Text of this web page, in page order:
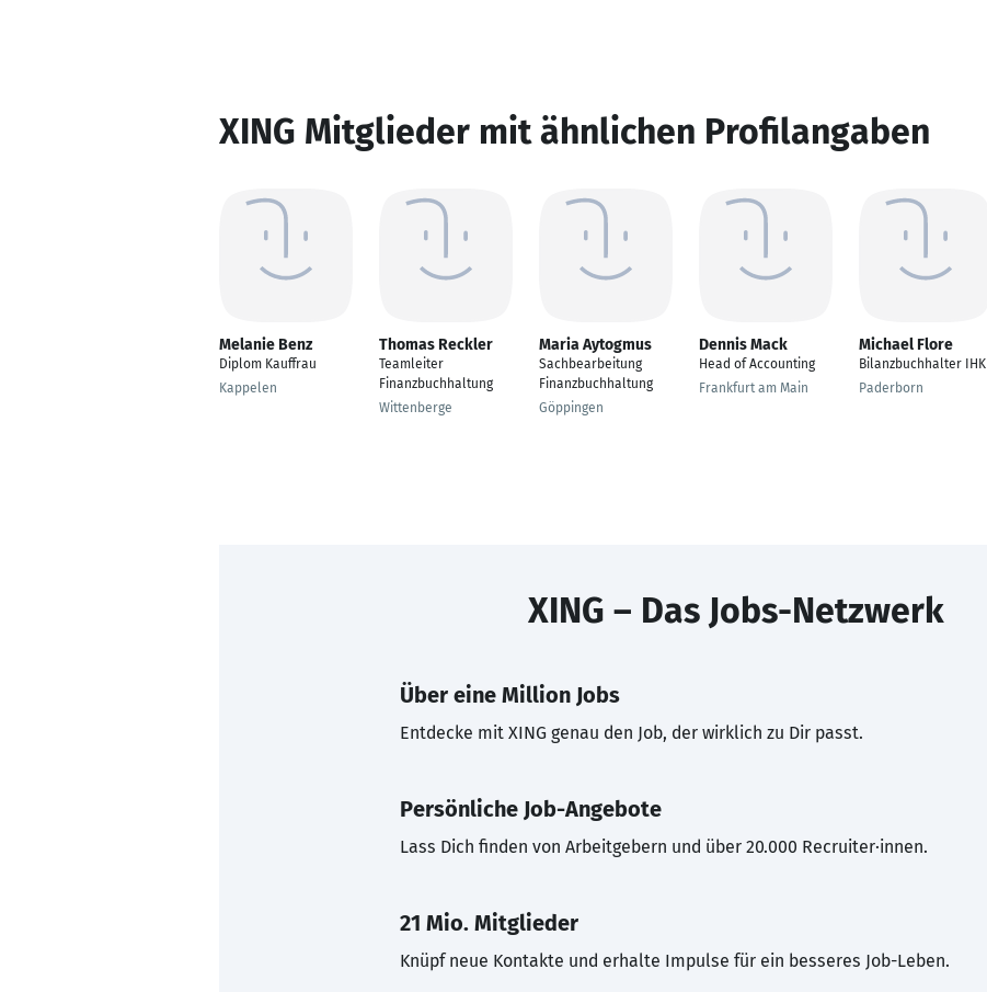
XING Mitglieder mit ähnlichen Profilangaben
Melanie Benz
Diplom Kauffrau
Kappelen
Thomas Reckler
Teamleiter
Finanzbuchhaltung
Wittenberge
Maria Aytogmus
Sachbearbeitung
Finanzbuchhaltung
Göppingen
Dennis Mack
Head of Accounting
Frankfurt am Main
Michael Flore
Bilanzbuchhalter IHK
Paderborn
XING – Das Jobs-Netzwerk
Über eine Million Jobs
Entdecke mit XING genau den Job, der wirklich zu Dir passt.
Persönliche Job-Angebote
Lass Dich finden von Arbeitgebern und über 20.000 Recruiter·innen.
21 Mio. Mitglieder
Knüpf neue Kontakte und erhalte Impulse für ein besseres Job-Leben.